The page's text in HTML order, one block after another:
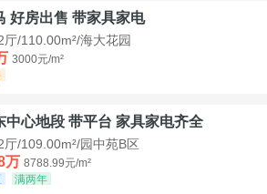
好房出售 带家具家电
厅/110.00m²/海大花园
3000元/m²
中心地段 带平台 家具家电齐全
厅/109.00m²/园中苑B区
万 8788.99元/m²
满两年